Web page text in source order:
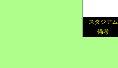
スタジアム
備考